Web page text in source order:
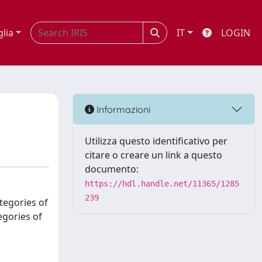
IT LOGIN
of
of
Informazioni
Utilizza questo identificativo per
citare o creare un link a questo
documento:
https://hdl.handle.net/11365/1285
239